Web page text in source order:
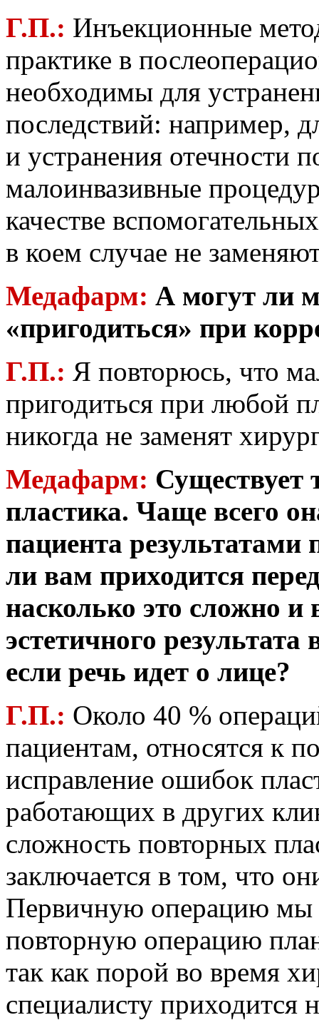
Г.П.: Инъекционные
практике в
необходимы для
последствий: например,
и устранения отечности
малоинвазивные
качестве
в коем случае не
Медафарм: А могут ли
«пригодиться» при
Г.П.: Я повторюсь, что
пригодиться при любой
никогда не заменят
Медафарм: Существует
пластика. Чаще всего
пациента
ли вам приходится
насколько это сложно
эстетичного
если речь идет о лице?
Г.П.: Около 40 %
пациентам, относятся к
исправление ошибок
работающих в других
сложность повторных
заключается в том, что
Первичную операцию мы
повторную операцию
так как порой во время
специалисту приходится